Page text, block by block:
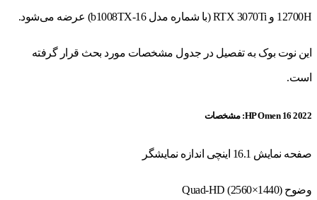
12700H و RTX 3070Ti (با شماره مدل 16-b1008TX) عرضه می‌شود.
این نوت بوک به تفصیل در جدول مشخصات مورد بحث قرار گرفته
است.
HP Omen 16 2022: مشخصات
صفحه نمایش 16.1 اینچی اندازه نمایشگر
وضوح Quad-HD (2560×1440)